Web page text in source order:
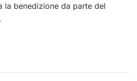
la benedizione da parte del